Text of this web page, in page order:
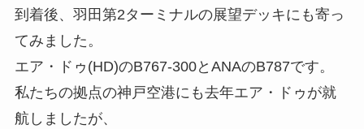
到着後、羽田第2ターミナルの展望デッキにも寄っ
てみました。
エア・ドゥ(HD)のB767-300とANAのB787です。
私たちの拠点の神戸空港にも去年エア・ドゥが就
航しましたが、